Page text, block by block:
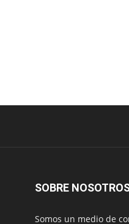
SOBRE
Somos un medio de